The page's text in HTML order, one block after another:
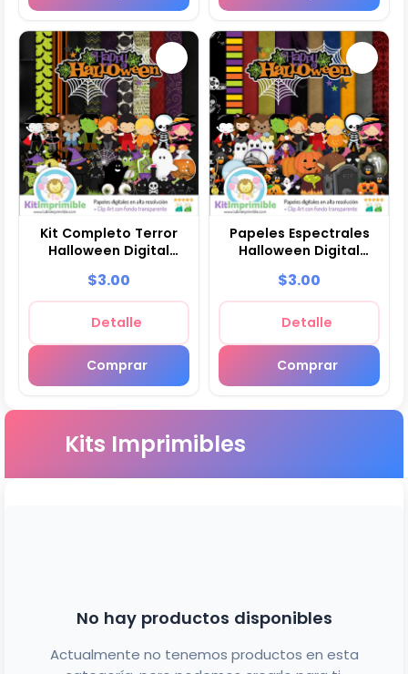
Kit Completo Terror
Halloween Digital
$3.00
Detalle
Comprar
Papeles Espectrales
Halloween Digital
$3.00
Detalle
Comprar
Kits Imprimibles
No hay productos disponibles
Actualmente no tenemos productos en esta